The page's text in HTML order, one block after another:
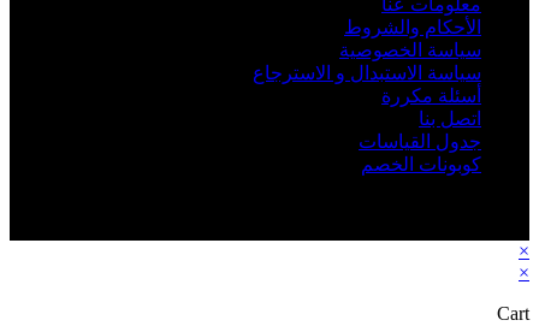
الأحكام والشروط
سياسة الخصوصية
سياسة الاستبدال و الاسترجاع
أسئلة مكررة
اتصل بنا
جدول القياسات
كوبونات الخصم
×
×
Cart